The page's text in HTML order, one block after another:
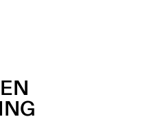
Technische
ondersteuning